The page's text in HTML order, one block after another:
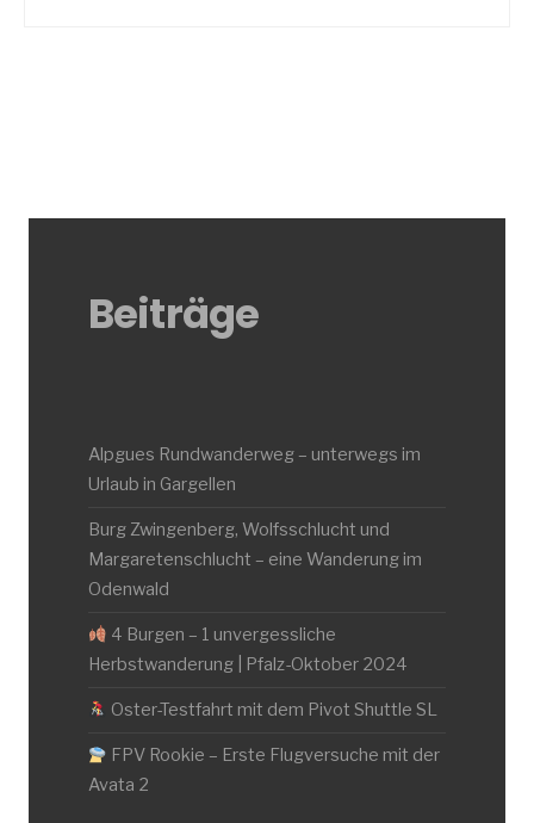
Beiträge
Alpgues Rundwanderweg – unterwegs im
Urlaub in Gargellen
Burg Zwingenberg, Wolfsschlucht und
Margaretenschlucht – eine Wanderung im
Odenwald
4 Burgen – 1 unvergessliche
Herbstwanderung | Pfalz-Oktober 2024
Oster-Testfahrt mit dem Pivot Shuttle SL
FPV Rookie – Erste Flugversuche mit der
Avata 2